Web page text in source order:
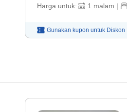
Harga untuk: 1 malam |
Gunakan kupon untuk Diskon